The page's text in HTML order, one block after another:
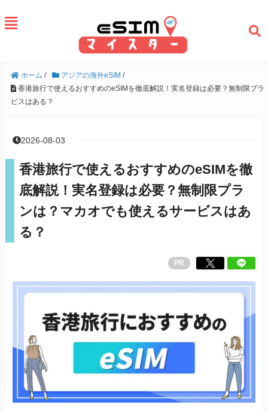
ホーム / アジアの海外eSIM /
香港旅行で使えるおすすめのeSIMを徹底解説！実名登録は必要？無制限プラ
ビスはある？
2026-08-03
香港旅行で使えるおすすめのeSIMを徹
底解説！実名登録は必要？無制限プラ
ンは？マカオでも使えるサービスはあ
る？
PR